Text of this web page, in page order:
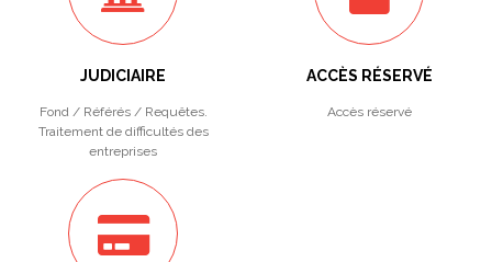
JUDICIAIRE
Fond / Référés / Requêtes.
Traitement de difficultés des
entreprises
ACCÈS RÉSERVÉ
Accès réservé